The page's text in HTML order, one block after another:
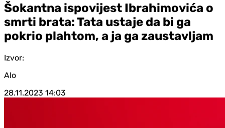
Šokantna ispovijest Ibrahimovića o
smrti brata: Tata ustaje da bi ga
pokrio plahtom, a ja ga zaustavljam
Izvor:
Alo
28.11.2023 14:03